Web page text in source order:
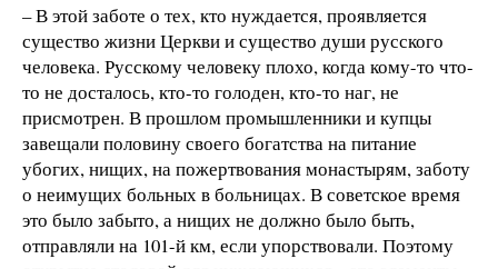
– В этой заботе о тех, кто нуждается, проявляется
существо жизни Церкви и существо души русского
человека. Русскому человеку плохо, когда кому-то что-
то не досталось, кто-то голоден, кто-то наг, не
присмотрен. В прошлом промышленники и купцы
завещали половину своего богатства на питание
убогих, нищих, на пожертвования монастырям, заботу
о неимущих больных в больницах. В советское время
это было забыто, а нищих не должно было быть,
отправляли на 101-й км, если упорствовали. Поэтому